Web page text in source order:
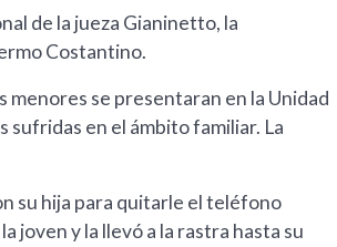
de la jueza Gianinetto, la
Costantino.
menores se presentaran en la Unidad
sufridas en el ámbito familiar. La
su hija para quitarle el teléfono
joven y la llevó a la rastra hasta su